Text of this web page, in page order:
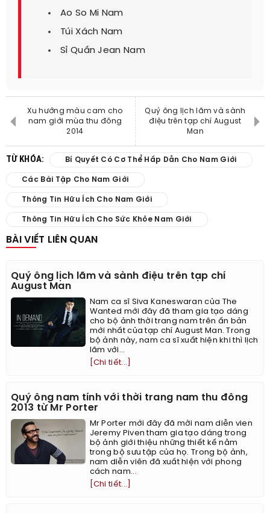
Ao So Mi Nam
Túi Xách Nam
Sỉ Quần Jean Nam
Xu hướng màu cam cho
nam giới mùa thu đông
2014
Quý ông lịch lãm và sành
điệu trên tạp chí August
Man
TỪ KHÓA: Bí Quyết Có Cơ Thể Hấp Dẫn Cho Nam Giới
Các Bài Tập Cho Nam Giới
Thông Tin Hữu Ích Cho Nam Giới
Thông Tin Hữu Ích Cho Sức Khỏe Nam Giới
BÀI VIẾT LIÊN QUAN
Quý ông lịch lãm và sành điệu trên tạp chí
August Man
Nam ca sĩ Siva Kaneswaran của The
Wanted mới đây đã tham gia tạo dáng
cho bộ ảnh thời trang nam trên ấn bản
mới nhất của tạp chí August Man. Trong
bộ ảnh này, nam ca sĩ xuất hiện khi thì lịch
lãm với...
[Chi tiết...]
Quý ông nam tính với thời trang nam thu đông
2013 từ Mr Porter
Mr Porter mới đây đã mời nam diễn vien
Jeremy Piven tham gia tạo dáng trong
bộ ảnh giới thiệu những thiết kế nằm
trong bộ sưu tập của họ. Trong bộ ảnh,
nam diễn viên đã xuất hiện với phong
cách nam...
[Chi tiết...]